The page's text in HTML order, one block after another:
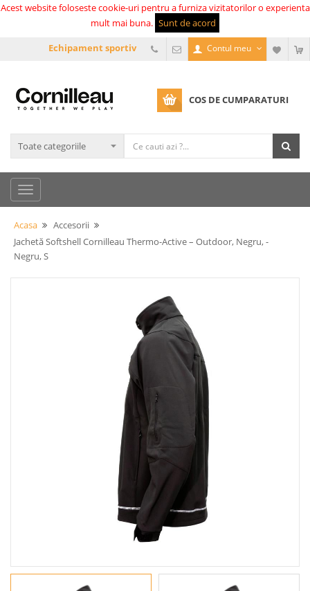
Acest website foloseste cookie-uri pentru a furniza vizitatorilor o experienta
mult mai buna. Sunt de acord
Echipament sportiv
Contul meu
COS DE CUMPARATURI
Acasa
Accesorii
Jachetă Softshell Cornilleau Thermo-Active – Outdoor, Negru, -
Negru, S